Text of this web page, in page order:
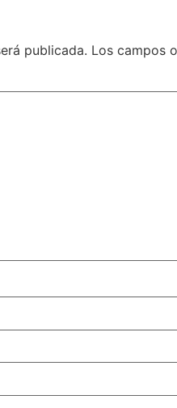
publicada. Los campos